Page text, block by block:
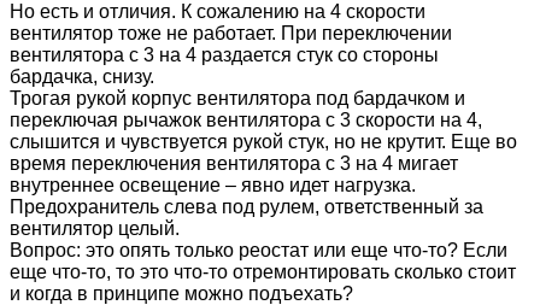
Но есть и отличия. К сожалению на 4 скорости
вентилятор тоже не работает. При переключении
вентилятора с 3 на 4 раздается стук со стороны
бардачка, снизу.
Трогая рукой корпус вентилятора под бардачком и
переключая рычажок вентилятора с 3 скорости на 4,
слышится и чувствуется рукой стук, но не крутит. Еще во
время переключения вентилятора с 3 на 4 мигает
внутреннее освещение – явно идет нагрузка.
Предохранитель слева под рулем, ответственный за
вентилятор целый.
Вопрос: это опять только реостат или еще что-то? Если
еще что-то, то это что-то отремонтировать сколько стоит
и когда в принципе можно подъехать?